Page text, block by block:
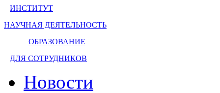
ИНСТИТУТ
НАУЧНАЯ ДЕЯТЕЛЬНОСТЬ
ОБРАЗОВАНИЕ
ДЛЯ СОТРУДНИКОВ
Новости